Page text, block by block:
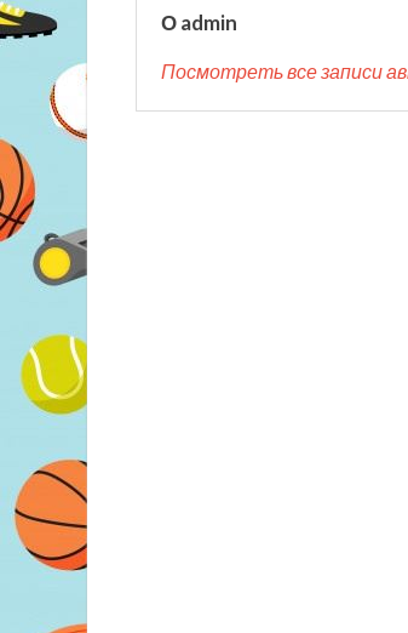
О admin
Посмотреть все записи